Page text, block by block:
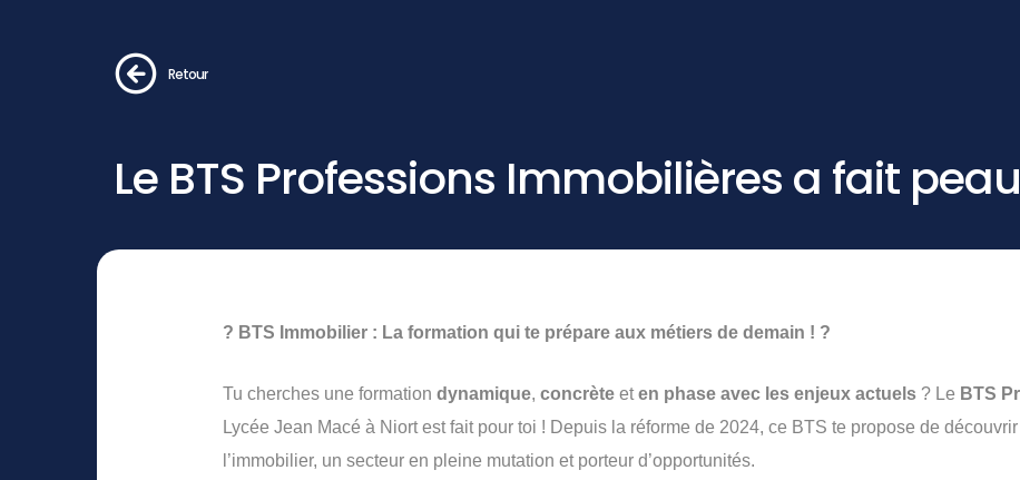
Retour
Le BTS Professions Immobilières a fait
? BTS Immobilier : La formation qui te prépare aux métiers de demain ! ?
Tu cherches une formation dynamique, concrèteeten phase avec les enjeux actuels? Le BTS
Lycée Jean Macé à Niort est fait pour toi ! Depuis la réforme de 2024, ce BTS te propose de découvrir
l’immobilier, un secteur en pleine mutation et porteur d’opportunités.